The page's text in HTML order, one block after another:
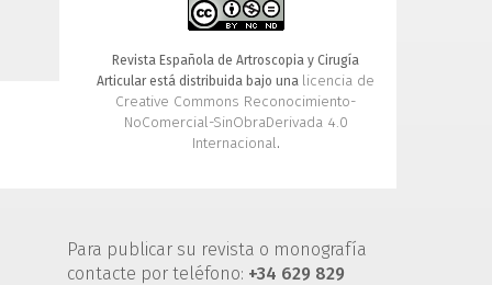
Revista Española de Artroscopia y Cirugía
Articular está distribuida bajo una licencia de
Creative Commons Reconocimiento-
NoComercial-SinObraDerivada 4.0
Internacional.
Para publicar su revista o monografía
contacte por teléfono: +34 629 829